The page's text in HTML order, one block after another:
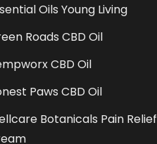
Oils Young Living
Roads CBD Oil
CBD Oil
Paws CBD Oil
Botanicals Pain Relief